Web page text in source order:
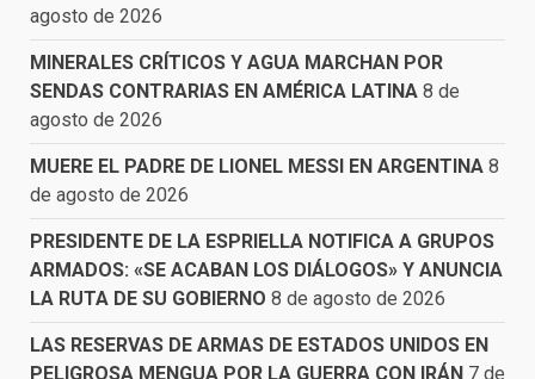
agosto de 2026
MINERALES CRÍTICOS Y AGUA MARCHAN POR
SENDAS CONTRARIAS EN AMÉRICA LATINA 8 de
agosto de 2026
MUERE EL PADRE DE LIONEL MESSI EN ARGENTINA 8
de agosto de 2026
PRESIDENTE DE LA ESPRIELLA NOTIFICA A GRUPOS
ARMADOS: «SE ACABAN LOS DIÁLOGOS» Y ANUNCIA
LA RUTA DE SU GOBIERNO 8 de agosto de 2026
LAS RESERVAS DE ARMAS DE ESTADOS UNIDOS EN
PELIGROSA MENGUA POR LA GUERRA CON IRÁN 7 de